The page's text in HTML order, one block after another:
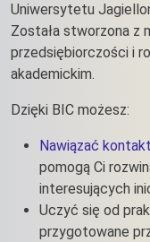
Uniwersytetu
Została stworzona z
przedsiębiorczości i
akademickim.
Dzięki BIC możesz:
Nawiązać
pomogą Ci
interesujących
Uczyć się od
przygotowane